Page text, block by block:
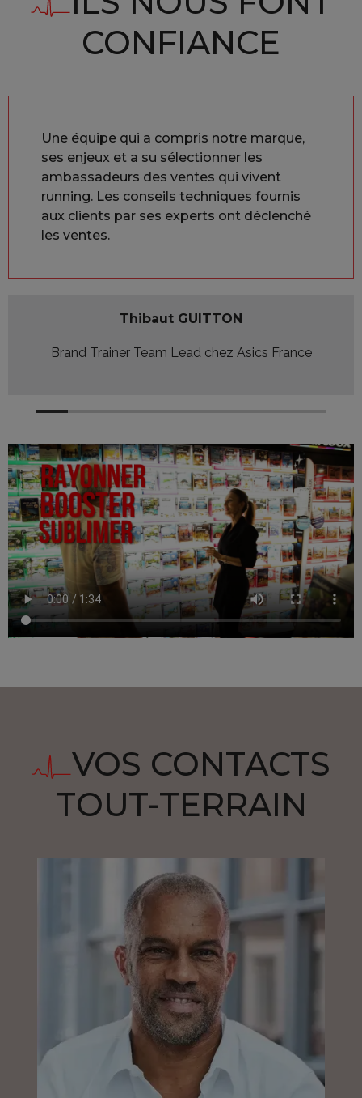
CONFIANCE
Une équipe qui a compris notre marque,
ses enjeux et a su sélectionner les
ambassadeurs des ventes qui vivent
running. Les conseils techniques fournis
aux clients par ses experts ont déclenché
les ventes.
Thibaut GUITTON
Brand Trainer Team Lead chez Asics France
VOS CONTACTS
TOUT-TERRAIN